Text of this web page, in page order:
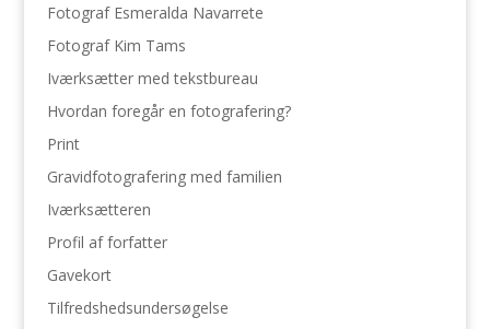
Fotograf Esmeralda Navarrete
Fotograf Kim Tams
Iværksætter med tekstbureau
Hvordan foregår en fotografering?
Print
Gravidfotografering med familien
Iværksætteren
Profil af forfatter
Gavekort
Tilfredshedsundersøgelse